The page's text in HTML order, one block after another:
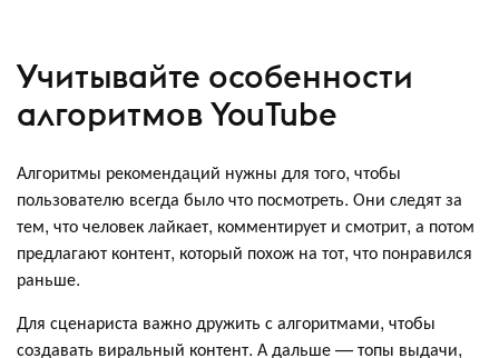
Учитывайте особенности
алгоритмов YouTube
Алгоритмы рекомендаций нужны для того, чтобы
пользователю всегда было что посмотреть. Они следят за
тем, что человек лайкает, комментирует и смотрит, а потом
предлагают контент, который похож на тот, что понравился
раньше.
Для сценариста важно дружить с алгоритмами, чтобы
создавать виральный контент. А дальше — топы выдачи,